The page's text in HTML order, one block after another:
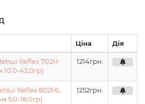
Ціна Дія
Reflex 702H
10,0-42,0гр)
1214грн.
Reflex 802ML
5,0-18,0гр)
1252грн.